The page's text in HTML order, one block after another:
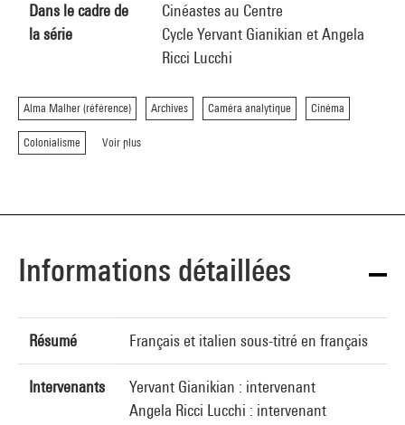
Dans le cadre de
la série
Cinéastes au Centre
Cycle Yervant Gianikian et Angela
Ricci Lucchi
Alma Malher (référence) Archives Caméra analytique Cinéma
Colonialisme Voir plus
Informations détaillées
Résumé Français et italien sous-titré en français
Intervenants
Yervant Gianikian : intervenant
Angela Ricci Lucchi : intervenant